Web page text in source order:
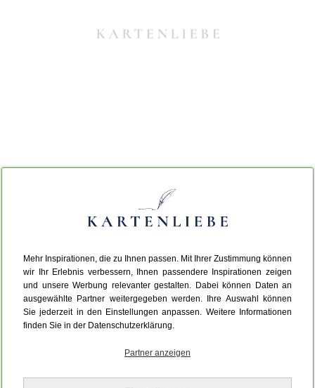
Mehr Inspirationen, die zu Ihnen passen. Mit Ihrer Zustimmung können
wir Ihr Erlebnis verbessern, Ihnen passendere Inspirationen zeigen
und unsere Werbung relevanter gestalten. Dabei können Daten an
ausgewählte Partner weitergegeben werden. Ihre Auswahl können
Sie jederzeit in den Einstellungen anpassen. Weitere Informationen
finden Sie in der Datenschutzerklärung.
Partner anzeigen
Da ist etwas schiefgelaufen.
Leider ist ein technischer Fehler aufgetreten.
Bitte laden Sie die Seite neu.